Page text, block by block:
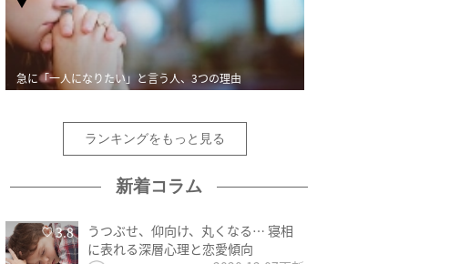
急に「一人になりたい」と言う人、3つの理由
ランキングをもっと見る
新着コラム
3.8
うつぶせ、仰向け、丸くなる… 寝相
に表れる深層心理と恋愛傾向